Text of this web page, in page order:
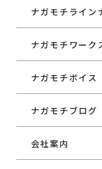
ナガモチライン
ナガモチワーク
ナガモチボイス
ナガモチブログ
会社案内